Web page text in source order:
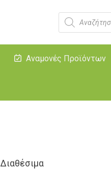
Αναμονές Προϊόντων
Διαθέσιμα